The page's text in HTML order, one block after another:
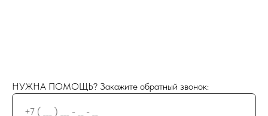
НУЖНА ПОМОЩЬ? Закажите обратный звонок: